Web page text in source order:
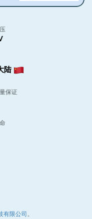
陆
保证
有限公司 。